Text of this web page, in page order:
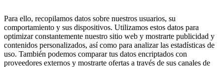
Para ello, recopilamos datos sobre nuestros usuarios, su
comportamiento y sus dispositivos. Utilizamos estos datos para
optimizar constantemente nuestro sitio web y mostrarte publicidad y
contenidos personalizados, así como para analizar las estadísticas de
uso. También podemos comparar tus datos encriptados con
proveedores externos y mostrarte ofertas a través de sus canales de